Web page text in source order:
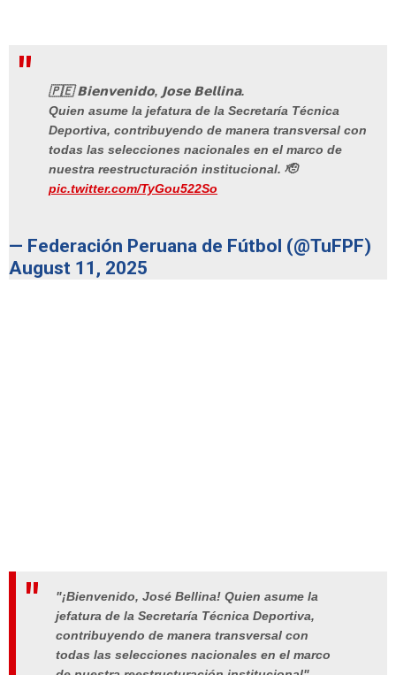
🇵🇪 𝗕𝗶𝗲𝗻𝘃𝗲𝗻𝗶𝗱𝗼, 𝗝𝗼𝘀𝗲 𝗕𝗲𝗹𝗹𝗶𝗻𝗮.
Quien asume la jefatura de la Secretaría Técnica
Deportiva, contribuyendo de manera transversal con
todas las selecciones nacionales en el marco de
nuestra reestructuración institucional. 🫡
pic.twitter.com/TyGou522So
— Federación Peruana de Fútbol (@TuFPF)
August 11, 2025
"¡Bienvenido, José Bellina! Quien asume la
jefatura de la Secretaría Técnica Deportiva,
contribuyendo de manera transversal con
todas las selecciones nacionales en el marco